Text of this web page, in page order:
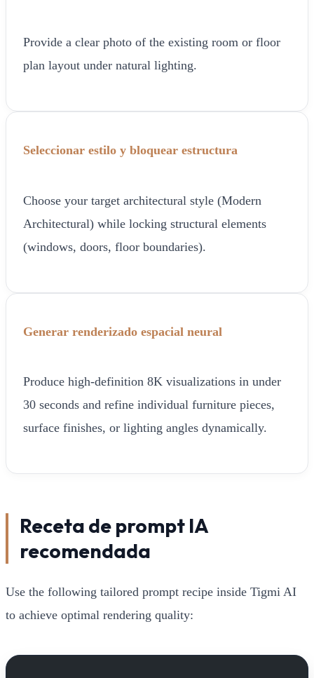
Provide a clear photo of the existing room or floor
plan layout under natural lighting.
Seleccionar estilo y bloquear estructura
Choose your target architectural style (Modern
Architectural) while locking structural elements
(windows, doors, floor boundaries).
Generar renderizado espacial neural
Produce high-definition 8K visualizations in under
30 seconds and refine individual furniture pieces,
surface finishes, or lighting angles dynamically.
Receta de prompt IA
recomendada
Use the following tailored prompt recipe inside Tigmi AI
to achieve optimal rendering quality: